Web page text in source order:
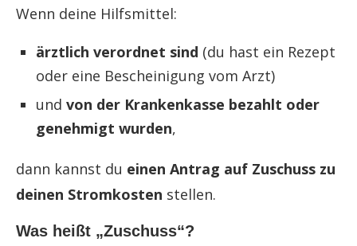
Wenn deine Hilfsmittel:
ärztlich verordnet sind (du hast ein Rezept
oder eine Bescheinigung vom Arzt)
und von der Krankenkasse bezahlt oder
genehmigt wurden,
dann kannst du einen Antrag auf Zuschuss zu
deinen Stromkosten stellen.
Was heißt „Zuschuss“?